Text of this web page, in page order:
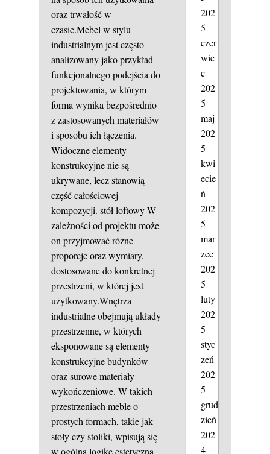
oraz trwałość w
czasie.Mebel w stylu
industrialnym jest często
analizowany jako przykład
funkcjonalnego podejścia do
projektowania, w którym
forma wynika bezpośrednio
z zastosowanych materiałów
i sposobu ich łączenia.
Widoczne elementy
konstrukcyjne nie są
ukrywane, lecz stanowią
część całościowej
kompozycji. stół loftowyW
zależności od projektu może
on przyjmować różne
proporcje oraz wymiary,
dostosowane do konkretnej
przestrzeni, w której jest
użytkowany.Wnętrza
industrialne obejmują układy
przestrzenne, w których
eksponowane są elementy
konstrukcyjne budynków
oraz surowe materiały
wykończeniowe. W takich
przestrzeniach meble o
prostych formach, takie jak
stoły czy stoliki, wpisują się
w ogólną logikę estetyczną,
202
5
czer
wie
c
202
5
maj
202
5
kwi
ecie
ń
202
5
mar
zec
202
5
luty
202
5
styc
zeń
202
5
grud
zień
202
4